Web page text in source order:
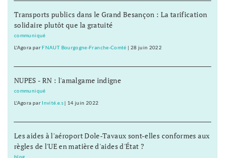
Transports publics dans le Grand Besançon : La tarification
solidaire plutôt que la gratuité
communiqué
L'Agora parFNAUT Bourgogne-Franche-Comté | 28 juin 2022
NUPES - RN : l'amalgame indigne
communiqué
L'Agora par Invité.e.s| 14 juin 2022
Les aides à l'aéroport Dole-Tavaux sont-elles conformes aux
règles de l'UE en matière d'aides d'État ?
blog